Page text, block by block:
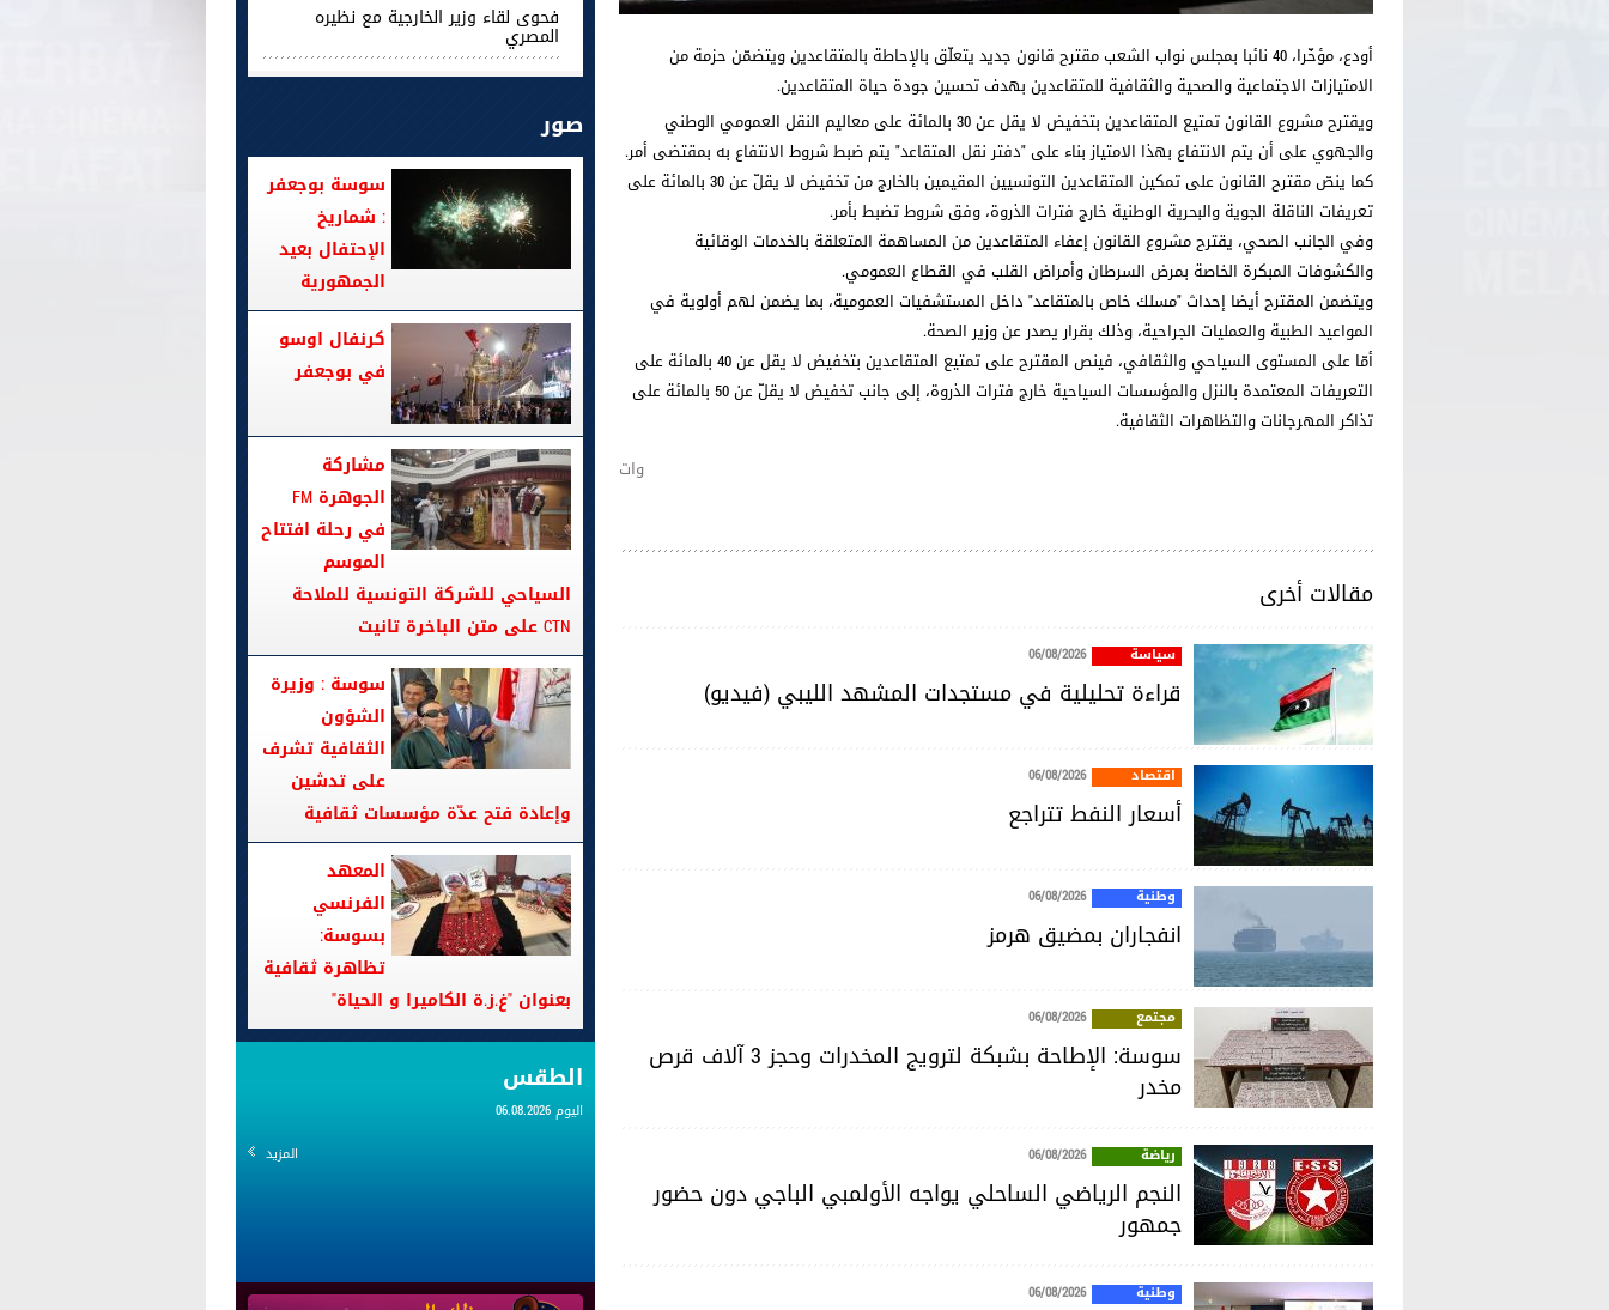
أودع، مؤخّرا، 40 نائبا بمجلس نواب الشعب مقترح قانون جديد يتعلّق بالإحاطة بالمتقاعدين ويتضمّن حزمة من
الامتيازات الاجتماعية والصحية والثقافية للمتقاعدين بهدف تحسين جودة حياة المتقاعدين.
ويقترح مشروع القانون تمتيع المتقاعدين بتخفيض لا يقل عن 30 بالمائة على معاليم النقل العمومي الوطني
والجهوي على أن يتم الانتفاع بهذا الامتياز بناء على "دفتر نقل المتقاعد" يتم ضبط شروط الانتفاع به بمقتضى أمر.
كما ينصّ مقترح القانون على تمكين المتقاعدين التونسيين المقيمين بالخارج من تخفيض لا يقلّ عن 30 بالمائة على
تعريفات الناقلة الجوية والبحرية الوطنية خارج فترات الذروة، وفق شروط تضبط بأمر.
وفي الجانب الصحي، يقترح مشروع القانون إعفاء المتقاعدين من المساهمة المتعلقة بالخدمات الوقائية
والكشوفات المبكرة الخاصة بمرض السرطان وأمراض القلب في القطاع العمومي.
ويتضمن المقترح أيضا إحداث "مسلك خاص بالمتقاعد" داخل المستشفيات العمومية، بما يضمن لهم أولوية في
المواعيد الطبية والعمليات الجراحية، وذلك بقرار يصدر عن وزير الصحة.
أمّا على المستوى السياحي والثقافي، فينص المقترح على تمتيع المتقاعدين بتخفيض لا يقل عن 40 بالمائة على
التعريفات المعتمدة بالنزل والمؤسسات السياحية خارج فترات الذروة، إلى جانب تخفيض لا يقلّ عن 50 بالمائة على
تذاكر المهرجانات والتظاهرات الثقافية.
وات
مقالات أخرى
سياسة 06/08/2026
قراءة تحليلية في مستجدات المشهد الليبي (فيديو)
اقتصاد 06/08/2026
أسعار النفط تتراجع
وطنية 06/08/2026
انفجاران بمضيق هرمز
مجتمع 06/08/2026
سوسة: الإطاحة بشبكة لترويج المخدرات وحجز 3 آلاف قرص
مخدر
رياضة 06/08/2026
النجم الرياضي الساحلي يواجه الأولمبي الباجي دون حضور
جمهور
وطنية 06/08/2026
فحوى لقاء وزير الخارجية مع نظيره
المصري
صور
سوسة بوجعفر
: شماريخ
الإحتفال بعيد
الجمهورية
كرنفال اوسو
في بوجعفر
مشاركة
الجوهرة FM
في رحلة افتتاح
الموسم
السياحي للشركة التونسية للملاحة
CTN على متن الباخرة تانيت
سوسة : وزيرة
الشؤون
الثقافية تشرف
على تدشين
وإعادة فتح عدّة مؤسسات ثقافية
المعهد
الفرنسي
بسوسة:
تظاهرة ثقافية
بعنوان "غ.ز.ة الكاميرا و الحياة"
الطقس
اليوم 06.08.2026
المزيد